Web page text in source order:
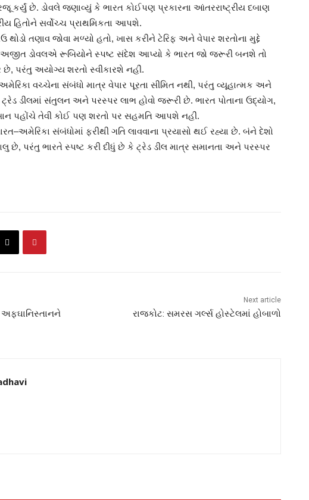
કર્યું છે. ડોવલે જણાવ્યું કે ભારત કોઈપણ પ્રકારના આંતરરાષ્ટ્રીય દબાણ
હિતોને સર્વોચ્ચ પ્રાથમિકતા આપશે.
તણાવ જોવા મળ્યો હતો, ખાસ કરીને ટેરિફ અને વેપાર શરતોના મુદ્દે
ડોવલએ રૂબિયોને સ્પષ્ટ સંદેશ આપ્યો કે ભારત જો જરૂરી બનશે તો
છે, પરંતુ અયોગ્ય શરતો સ્વીકારશે નહીં.
વચ્ચેના સંબંધો માત્ર વેપાર પૂરતા સીમિત નથી, પરંતુ વ્યૂહાત્મક અને
ડીલમાં સંતુલન અને પરસ્પર લાભ હોવો જરૂરી છે. ભારત પોતાના ઉદ્યોગ,
પહોંચે તેવી કોઈ પણ શરતો પર સહમતિ આપશે નહીં.
સંબંધોમાં ફરીથી ગતિ લાવવાના પ્રયાસો થઈ રહ્યા છે. બંને દેશો
છે, પરંતુ ભારતે સ્પષ્ટ કરી દીધું છે કે ટ્રેડ ડીલ માત્ર સમાનતા અને પરસ્પર
અફઘાનિસ્તાનને
Next article
રાજકોટ: સમરસ ગર્લ્સ હોસ્ટેલમાં હોબાળો